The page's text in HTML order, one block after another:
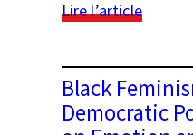
Lire l’article:
de
choc
de
Black
Democratic